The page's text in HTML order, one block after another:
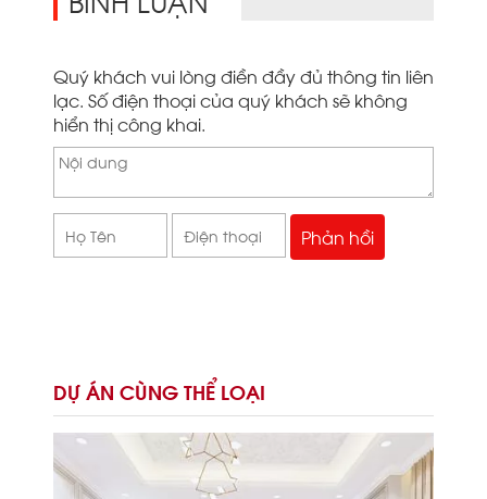
Quý khách vui lòng điền đầy đủ thông tin liên
lạc. Số điện thoại của quý khách sẽ không
hiển thị công khai.
DỰ ÁN CÙNG THỂ LOẠI